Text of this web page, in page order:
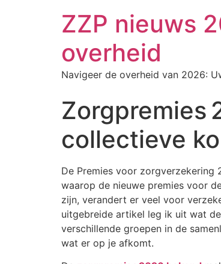
ZZP nieuws
overheid
Navigeer de overheid van 2026:
Zorgpremies
collectieve
De Premies voor zorgverzekering
waarop de nieuwe premies voor
zijn, verandert er veel voor
uitgebreide artikel leg ik uit wat
verschillende groepen in de
wat er op je afkomt.